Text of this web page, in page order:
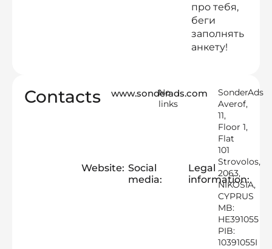
про тебя,
беги
заполнять
анкету!
Contacts
Website:
www.sonderads.com
Social
media:
No
links
Legal
information:
SonderAds
Averof,
11,
Floor 1,
Flat
101
Strovolos,
2063,
NIKOSIA,
CYPRUS
MB:
HE391055
PIB:
10391055I